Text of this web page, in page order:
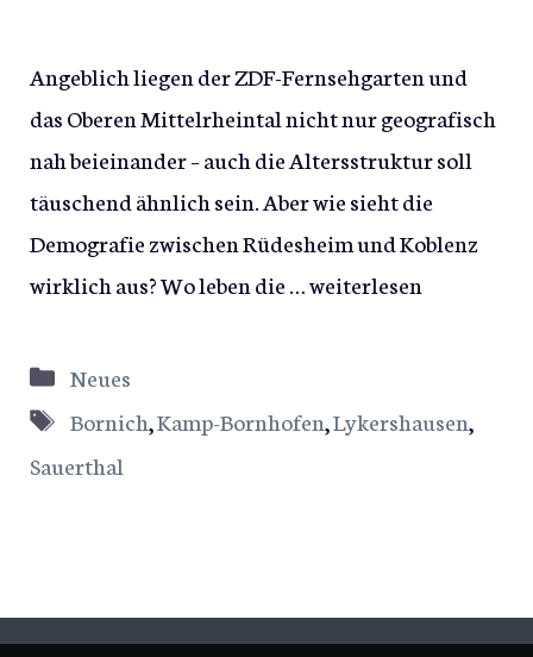
Angeblich liegen der ZDF-Fernsehgarten und
das Oberen Mittelrheintal nicht nur geografisch
nah beieinander – auch die Altersstruktur soll
täuschend ähnlich sein. Aber wie sieht die
Demografie zwischen Rüdesheim und Koblenz
wirklich aus? Wo leben die …weiterlesen
Kategorien
Neues
Schlagwörter
Bornich,Kamp-Bornhofen,Lykershausen,
Sauerthal